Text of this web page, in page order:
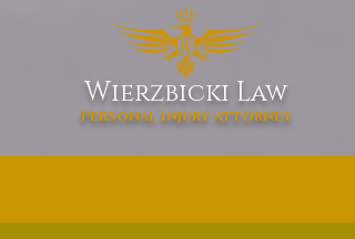
Wierzbicki Law
Personal Injury Attorney